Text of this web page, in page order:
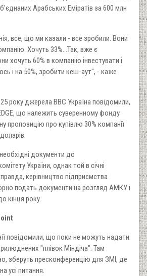
Арабських Еміратів за 600 млн
все, що ми казали - все зробили. Вони
Хочуть 33%...Так, вже є
хочуть 60% в компанію інвестувати і
і на 50%, зробити кеш-аут", - каже
року джерела ВВС Україна повідомили,
що належить суверенному фонду
пропозицію про купівлю 30% компанії
документи до
України, однак той в січні
керівництво підприємства
подать документи на розгляд АМКУ і
кінця року.
повідомили, що поки не можуть надати
"плівок Міндіча". Там
зберуть пресконференцію для ЗМІ, де
усі питання.